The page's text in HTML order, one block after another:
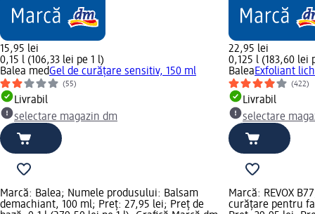
15,95 lei
0,15 l (106,33 lei pe 1 l)
Balea medGel de curățare sensitiv, 150 ml
(55)
Livrabil
selectare magazin dm
22,95 lei
0,125 l (183,60 lei
BaleaExfoliant
(422)
Livrabil
selectare
Marcă: Balea; Numele produsului: Balsam
demachiant, 100 ml; Preț: 27,95 lei; Preț de
Marcă: REVOX
curățare pentru